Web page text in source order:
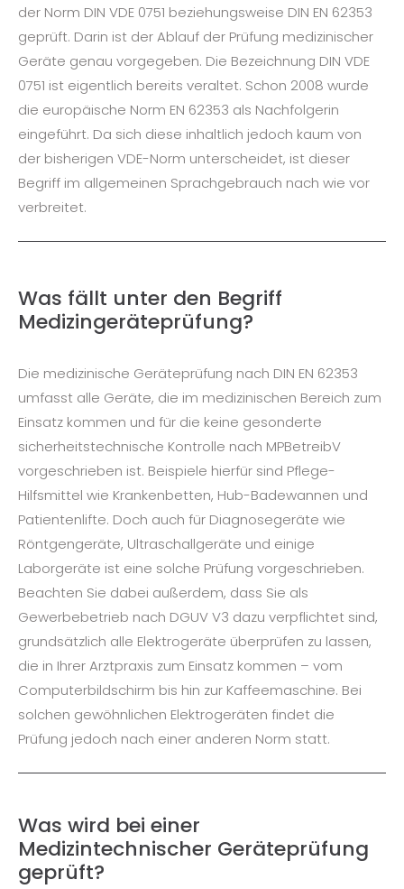
der Norm DIN VDE 0751 beziehungsweise DIN EN 62353
geprüft. Darin ist der Ablauf der Prüfung medizinischer
Geräte genau vorgegeben. Die Bezeichnung DIN VDE
0751 ist eigentlich bereits veraltet. Schon 2008 wurde
die europäische Norm EN 62353 als Nachfolgerin
eingeführt. Da sich diese inhaltlich jedoch kaum von
der bisherigen VDE-Norm unterscheidet, ist dieser
Begriff im allgemeinen Sprachgebrauch nach wie vor
verbreitet.
Was fällt unter den Begriff
Medizingeräteprüfung?
Die medizinische Geräteprüfung nach DIN EN 62353
umfasst alle Geräte, die im medizinischen Bereich zum
Einsatz kommen und für die keine gesonderte
sicherheitstechnische Kontrolle nach MPBetreibV
vorgeschrieben ist. Beispiele hierfür sind Pflege-
Hilfsmittel wie Krankenbetten, Hub-Badewannen und
Patientenlifte. Doch auch für Diagnosegeräte wie
Röntgengeräte, Ultraschallgeräte und einige
Laborgeräte ist eine solche Prüfung vorgeschrieben.
Beachten Sie dabei außerdem, dass Sie als
Gewerbebetrieb nach DGUV V3 dazu verpflichtet sind,
grundsätzlich alle Elektrogeräte überprüfen zu lassen,
die in Ihrer Arztpraxis zum Einsatz kommen – vom
Computerbildschirm bis hin zur Kaffeemaschine. Bei
solchen gewöhnlichen Elektrogeräten findet die
Prüfung jedoch nach einer anderen Norm statt.
Was wird bei einer
Medizintechnischer Geräteprüfung
geprüft?